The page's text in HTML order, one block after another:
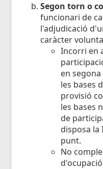
Segon torn o
funcionari de
l'adjudicació
caràcter
Incorri en
en
les bases
provisió
les bases
de
disposa la
punt.
No